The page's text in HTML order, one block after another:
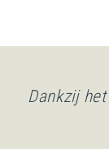
Dankzij
Ik